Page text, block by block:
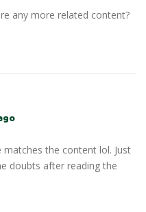
any more related content?
the content lol. Just
doubts after reading the